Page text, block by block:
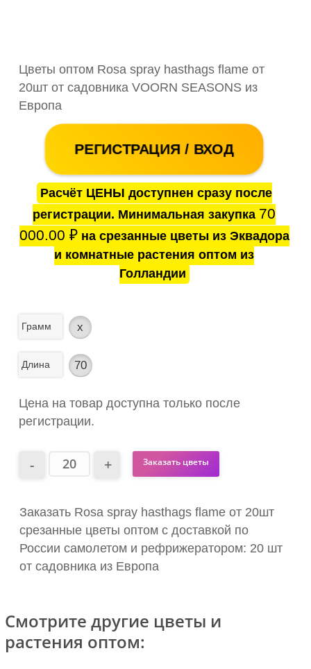
Цветы оптом Rosa spray hasthags flame от
20шт от садовника VOORN SEASONS из
Европа
РЕГИСТРАЦИЯ / ВХОД
Расчёт ЦЕНЫ доступнен сразу после
регистрации. Минимальная закупка 70
000.00 ₽на срезанные цветы из Эквадора
и комнатные растения оптом из
Голландии
Грамм x
Длина 70
Цена на товар доступна только после
регистрации.
Заказать цветы
Заказать Rosa spray hasthags flame от 20шт
срезанные цветы оптом с доставкой по
России самолетом и рефрижератором: 20 шт
от садовника из Европа
Смотрите другие цветы и
растения оптом: